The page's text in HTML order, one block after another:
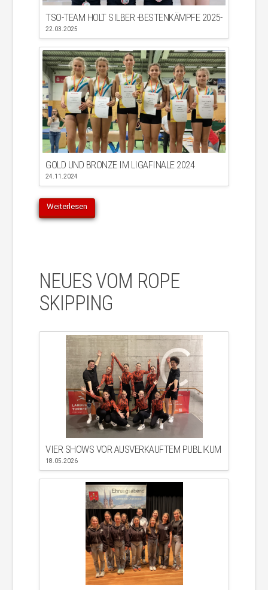
TSO-TEAM HOLT SILBER -BESTENKÄMPFE 2025-
22.03.2025
GOLD UND BRONZE IM LIGAFINALE 2024
24.11.2024
Weiterlesen
NEUES VOM ROPE
SKIPPING
VIER SHOWS VOR AUSVERKAUFTEM PUBLIKUM
18.05.2026